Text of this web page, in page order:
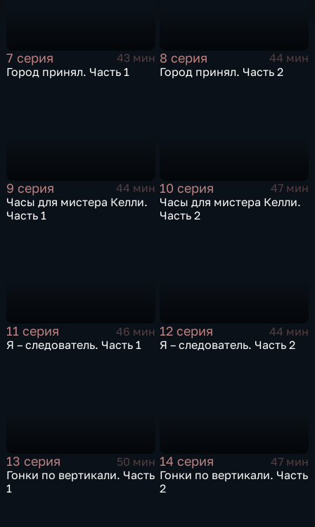
7 серия
43 мин
Город принял. Часть 1
8 серия
44 мин
Город принял. Часть 2
9 серия
44 мин
Часы для мистера Келли.
Часть 1
10 серия
47 мин
Часы для мистера Келли.
Часть 2
11 серия
46 мин
Я – следователь. Часть 1
12 серия
44 мин
Я – следователь. Часть 2
13 серия
50 мин
Гонки по вертикали. Часть
1
14 серия
47 мин
Гонки по вертикали. Часть
2